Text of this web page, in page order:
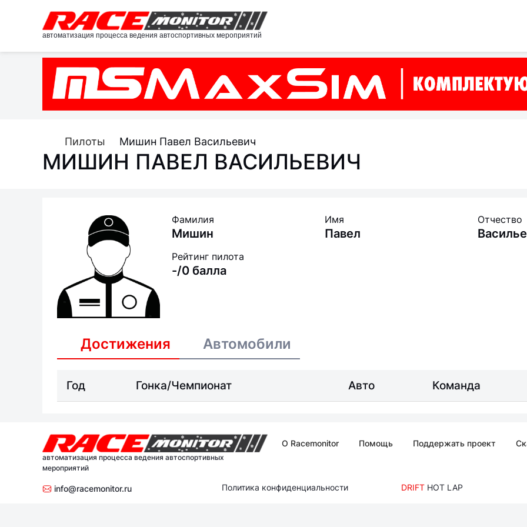
автоматизация процесса ведения автоспортивных мероприятий
Пилоты Мишин Павел Васильевич
МИШИН ПАВЕЛ ВАСИЛЬЕВИЧ
Фамилия
Мишин
Имя
Павел
Отчество
Рейтинг пилота
-/0 балла
Достижения Автомобили
Год Гонка/Чемпионат Авто Команда
автоматизация процесса ведения автоспортивных
мероприятий
О Racemonitor Помощь Поддержать проект
info@racemonitor.ru Политика конфиденциальности DRIFT HOT LAP